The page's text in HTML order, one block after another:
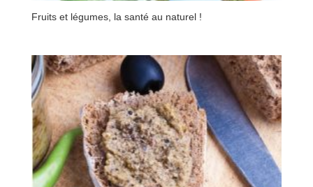
Fruits et légumes, la santé au naturel !